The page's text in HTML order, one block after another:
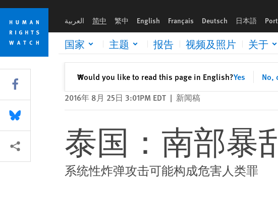
Skip
cookie
privacy
notice
Skip
main
content
العربية 简中 繁中 English Français Deutsch 日本語
国家 主题 报告 视频及照片 关于
Would you like to read this page in English?Yes No,
✕关闭
2016年 8月 25日 3:01PM EDT | 新闻稿
泰国：南部暴
系统性炸弹攻击可能构成危害人类罪
Share this via Facebook
Share this via Bluesky
More sharing options